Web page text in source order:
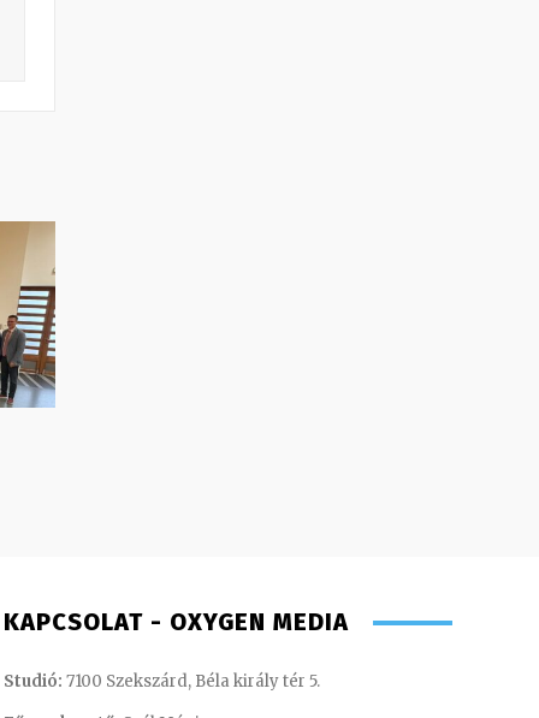
KAPCSOLAT - OXYGEN MEDIA
Studió: 7100 Szekszárd, Béla király tér 5.